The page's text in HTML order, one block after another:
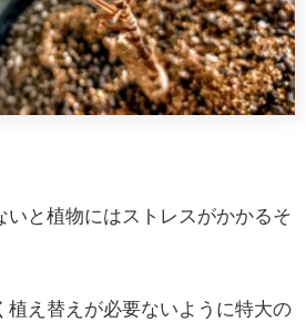
いと植物にはストレスがかかるそ
植え替えが必要ないように特大の